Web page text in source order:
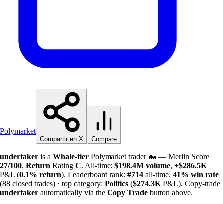
Polymarket
Compartir en X Compare
undertaker is a Whale-tier Polymarket trader 🐋 — Merlin Score
27/100, Return Rating C. All-time: $198.4M volume, +$286.5K
P&L (0.1% return). Leaderboard rank: #714 all-time. 41% win rate
(88 closed trades) · top category: Politics ($274.3K P&L). Copy-trade
undertaker automatically via the Copy Trade button above.